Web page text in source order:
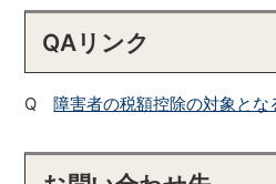
QAリンク
Q障害者の税額控除の対象とな